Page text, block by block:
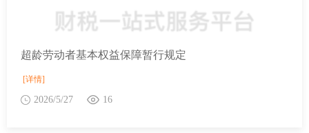
超龄劳动者基本权益保障暂行规定
[详情]
2026/5/27 16